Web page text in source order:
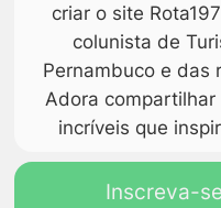
criar o site
colunista de
Pernambuco e das
Adora
incríveis que
Inscreva-